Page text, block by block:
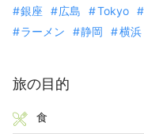
銀座
広島 Tokyo
ラーメン
静岡 横浜
旅の目的
食